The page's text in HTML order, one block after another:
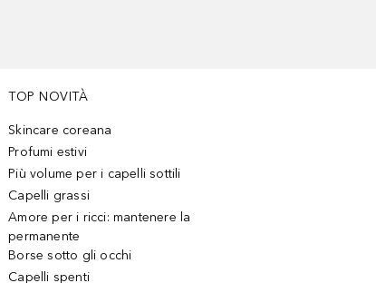
TOP NOVITÀ
Skincare coreana
Profumi estivi
Più volume per i capelli sottili
Capelli grassi
Amore per i ricci: mantenere la
permanente
Borse sotto gli occhi
Capelli spenti